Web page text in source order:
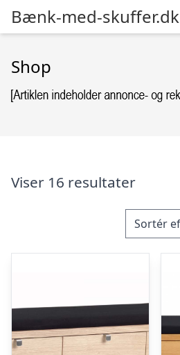
Bænk-med-skuffer.dk
Shop
Viser 16 resultater